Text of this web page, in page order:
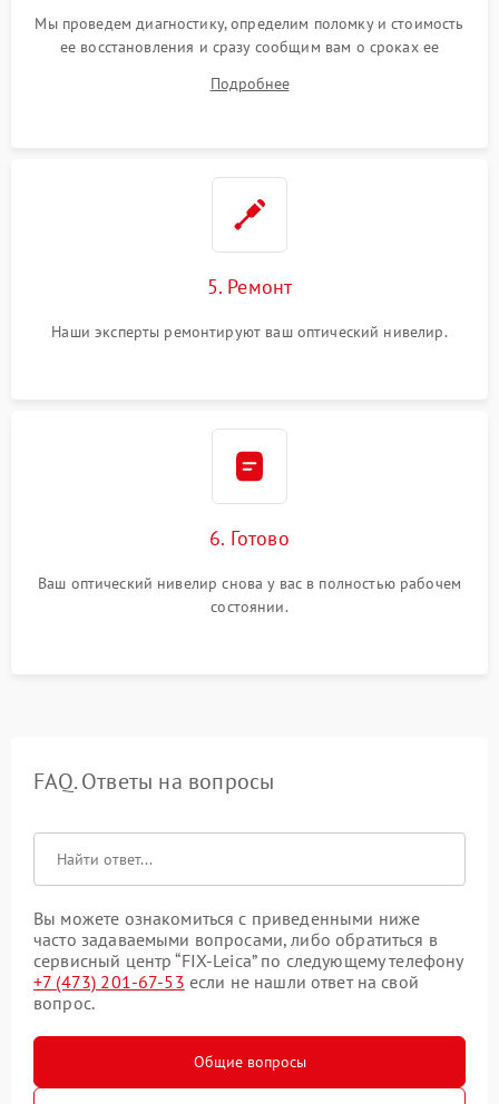
Мы проведем диагностику, определим поломку и стоимость
ее восстановления и сразу сообщим вам о сроках ее
Подробнее
5. Ремонт
Наши эксперты ремонтируют ваш оптический нивелир.
6. Готово
Ваш оптический нивелир снова у вас в полностью рабочем
состоянии.
FAQ. Ответы на вопросы
Вы можете ознакомиться с приведенными ниже
часто задаваемыми вопросами, либо обратиться в
сервисный центр “FIX-Leica” по следующему телефону
+7 (473) 201-67-53 если не нашли ответ на свой
вопрос.
Общие вопросы